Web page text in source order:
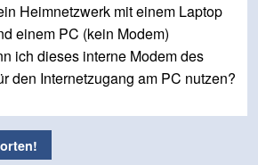
Heimnetzwerk mit einem Laptop
einem PC (kein Modem)
ich dieses interne Modem des
den Internetzugang am PC nutzen?